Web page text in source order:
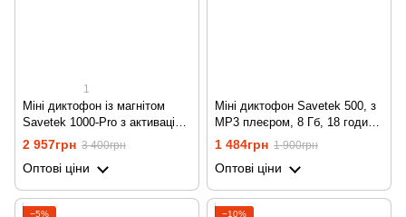
1
Міні диктофон із магнітом
Savetek 1000-Pro з активацією
голосом, 32 gb, 500 годин
2 957грн 3 400грн
Оптові ціни
Міні диктофон Savetek 500, з
MP3 плеєром, 8 Гб, 18 годин
запису
1 484грн 1 900грн
Оптові ціни
−5% −10%